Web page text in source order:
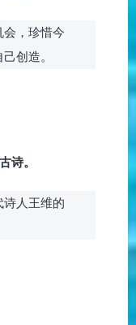
会，珍惜今
创造。
诗。
人王维的